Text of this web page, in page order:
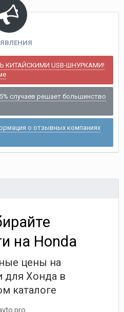
КИТАЙСКИМИ USB-ШНУРКАМИ!
случаев решает большинство
о отзывных компаниях
на Honda
цены на
для Хонда в
каталоге